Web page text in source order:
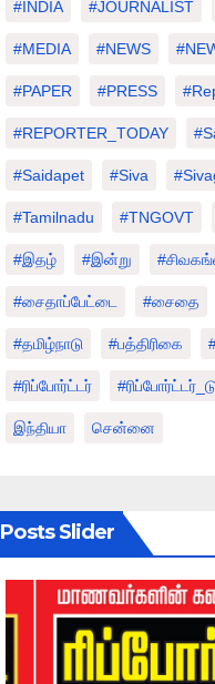
#INDIA #JOURNALIST
#MEDIA #NEWS
#PAPER #PRESS
#REPORTER_TODAY
#saidapet #Siva
#tamilnadu #TNGOVT
#இதழ் #இன்று
#சைதாப்பேட்டை #சைதை
#தமிழ்நாடு #பத்திரிகை
#ரிப்போர்ட்டர்
இந்தியா சென்னை
Posts Slider